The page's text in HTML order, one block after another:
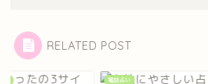
RELATED POST
電話占い